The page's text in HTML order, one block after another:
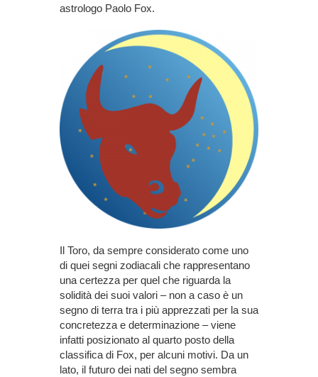
astrologo Paolo Fox.
Il Toro, da sempre considerato come uno
di quei segni zodiacali che rappresentano
una certezza per quel che riguarda la
solidità dei suoi valori – non a caso è un
segno di terra tra i più apprezzati per la sua
concretezza e determinazione – viene
infatti posizionato al quarto posto della
classifica di Fox, per alcuni motivi. Da un
lato, il futuro dei nati del segno sembra